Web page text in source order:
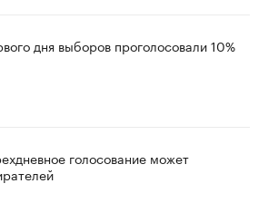
дня выборов проголосовали 10%
голосование может